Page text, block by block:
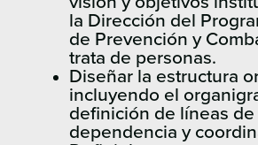
la Dirección del
de Prevención y
trata de personas.
Diseñar la estructura
incluyendo el
definición de líneas de
dependencia y